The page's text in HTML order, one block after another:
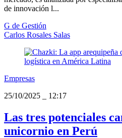
de innovación l...
G de Gestión
Carlos Rosales Salas
Empresas
25/10/2025
12:17
Las tres potenciales
unicornio en Perú